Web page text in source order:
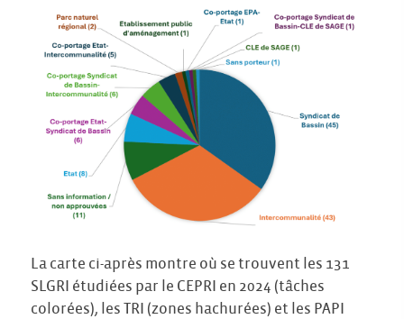
La carte ci-après montre où se trouvent les 131
SLGRI étudiées par le CEPRI en 2024 (tâches
colorées), les TRI (zones hachurées) et les PAPI